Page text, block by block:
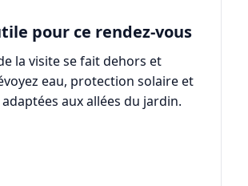
pour ce rendez-vous
la visite se fait dehors et
eau, protection solaire et
aux allées du jardin.